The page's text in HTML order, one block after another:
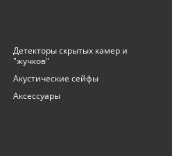
Детекторы скрытых камер и
"жучков"
Акустические сейфы
Аксессуары